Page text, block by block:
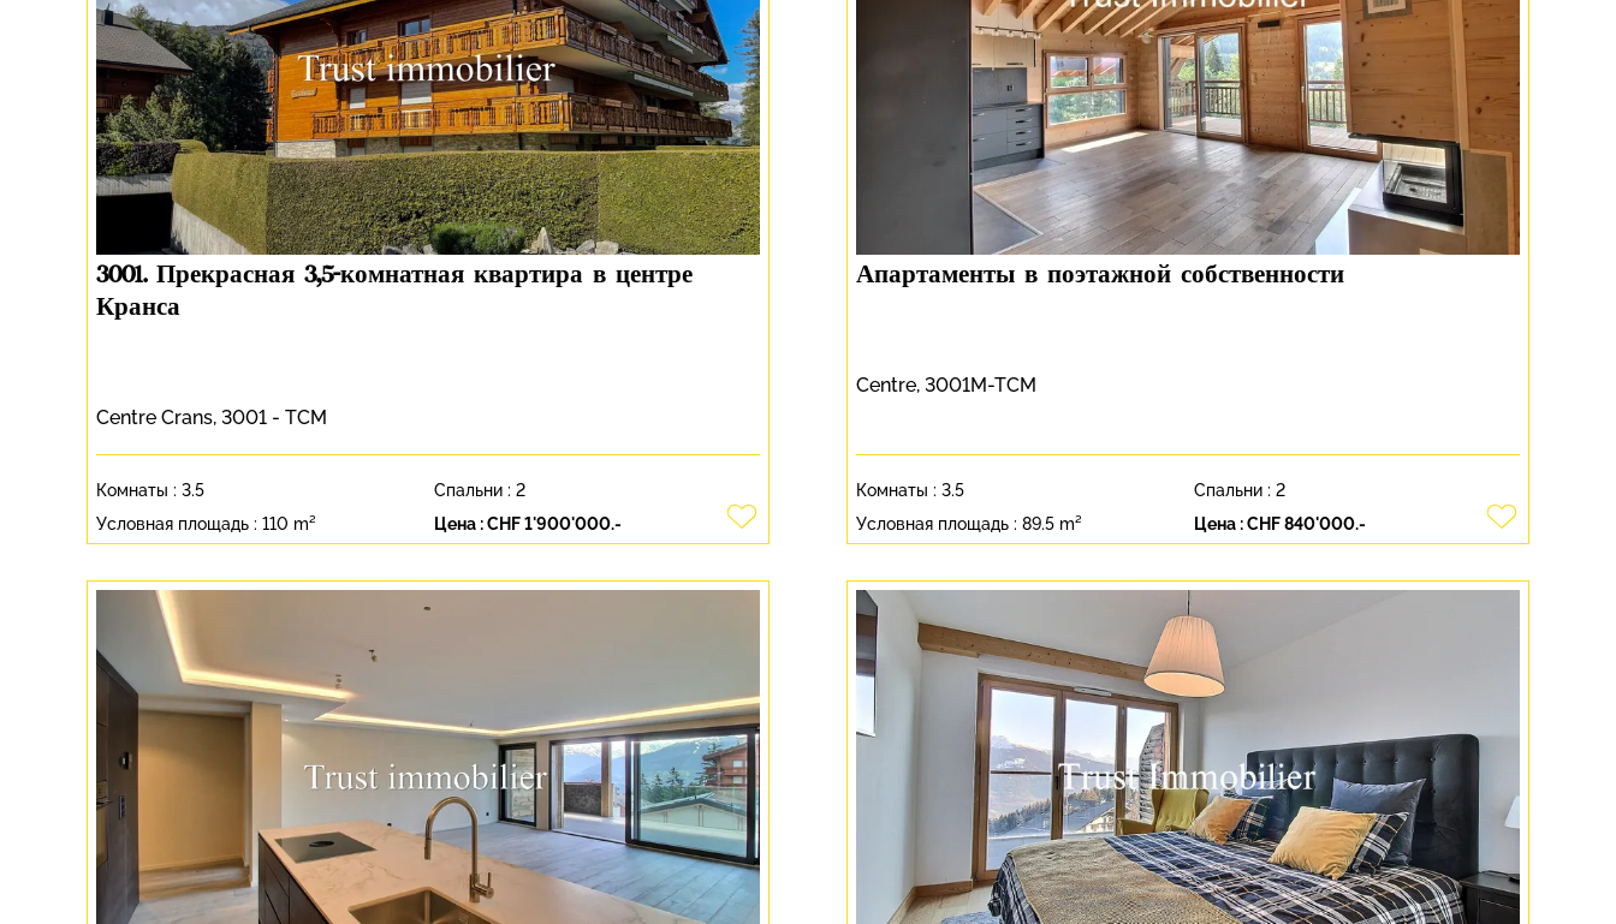
3001. Прекрасная 3,5-комнатная квартира в центре
Кранса
Centre Crans, 3001 - TCM
Цена :CHF 1'900'000.-
Комнаты : 3.5 Спальни : 2
Условная площадь : 110 m²
Апартаменты в поэтажной собственности
Centre, 3001M-TCM
Цена :CHF 840'000.-
Комнаты : 3.5 Спальни : 2
Условная площадь : 89.5 m²